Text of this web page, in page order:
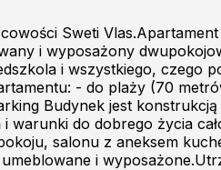
Sweti
i wyposażony
i wszystkiego, czego
- do plaży (70
Budynek jest
warunki do dobrego życia
salonu z aneksem
i